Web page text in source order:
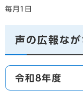
毎月1日
声の広報な
令和8年度